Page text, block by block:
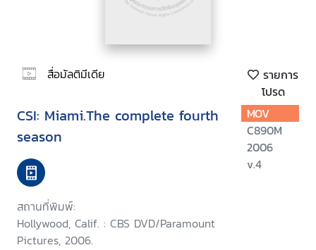
สื่อมัลติมีเดีย
รายการ
โปรด
CSI: Miami.The complete fourth
season
สถานที่พิมพ์:
Hollywood, Calif. : CBS DVD/Paramount
Pictures, 2006.
MOV
C890M
2006
v.4